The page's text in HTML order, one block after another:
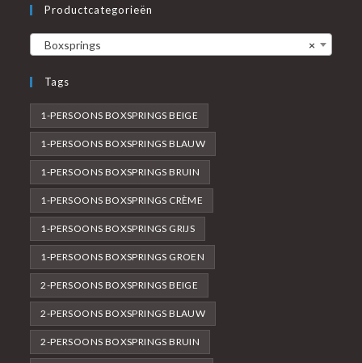
Productcategorieën
×
Boxsprings
Tags
1-PERSOONS BOXSPRINGS BEIGE
1-PERSOONS BOXSPRINGS BLAUW
1-PERSOONS BOXSPRINGS BRUIN
1-PERSOONS BOXSPRINGS CRÈME
1-PERSOONS BOXSPRINGS GRIJS
1-PERSOONS BOXSPRINGS GROEN
2-PERSOONS BOXSPRINGS BEIGE
2-PERSOONS BOXSPRINGS BLAUW
2-PERSOONS BOXSPRINGS BRUIN